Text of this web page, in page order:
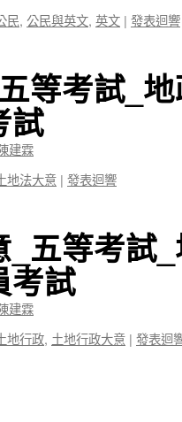
民, 公民與英文, 英文 | 發表迴響
等考試_
試
建霖
地法大意 | 發表迴響
_五等考試
考試
建霖
地行政, 土地行政大意 | 發表迴